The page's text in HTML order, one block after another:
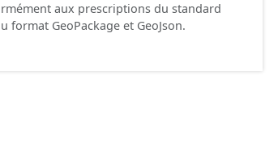
aux prescriptions du standard
format GeoPackage et GeoJson.